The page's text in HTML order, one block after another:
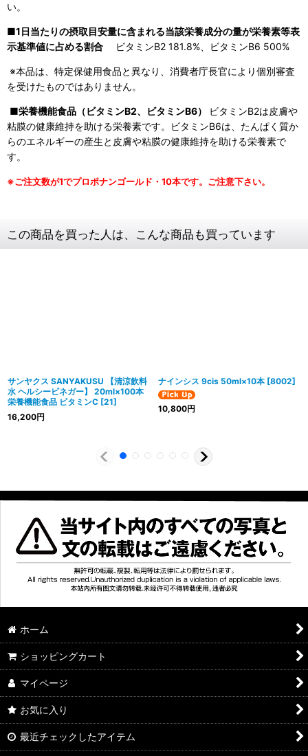
い。
■1日当たりの摂取目安量に含まれる当該栄養成分の量が栄養素等表
示基準値に占める割合 ビタミンB2 181.8%、ビタミンB6 500%
※本品は、特定保健用食品と異なり、消費者庁長官により個別審査
を受けたものではありません。
■栄養機能食品（ビタミンB2、ビタミンB6） ビタミンB2は皮膚や
粘膜の健康維持を助ける栄養素です。ビタミンB6は、たんぱく質か
らのエネルギーの産生と皮膚や粘膜の健康維持を助ける栄養素で
す。
※ご注文数が1でプロポナンゴールド・10本です。ご注意下さい。
この商品を買った人は、こんな商品も買っています
サンヤクス SANYAKUSU 【清涼飲料
水 ヘルシービネガー】 20ml×100本
栄養機能食品 ビタミンC [21]
16,200円
ナインシス 9cis 50ml×10本 [8002]
10,800円
ホーム
ショッピングカート
マイページ
お気に入り
最近チェックしたアイテム